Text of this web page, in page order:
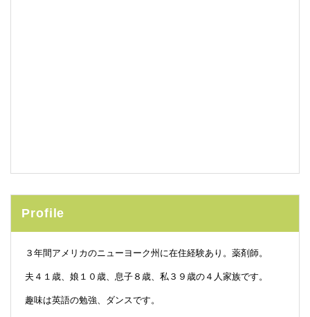
Profile
３年間アメリカのニューヨーク州に在住経験あり。薬剤師。
夫４１歳、娘１０歳、息子８歳、私３９歳の４人家族です。
趣味は英語の勉強、ダンスです。